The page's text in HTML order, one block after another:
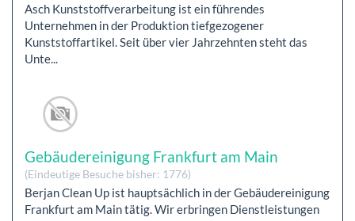
Asch Kunststoffverarbeitung ist ein führendes
Unternehmen in der Produktion tiefgezogener
Kunststoffartikel. Seit über vier Jahrzehnten steht das
Unte...
Gebäudereinigung Frankfurt am Main
(Eindeutige Besuche bisher: 1776)
Berjan Clean Up ist hauptsächlich in der Gebäudereinigung
Frankfurt am Main tätig. Wir erbringen Dienstleistungen